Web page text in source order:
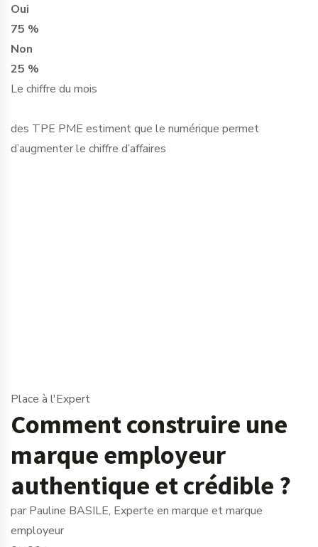
Oui
75 %
Non
25 %
Le chiffre du mois
des TPE PME estiment que le numérique permet
d’augmenter le chiffre d’affaires
Place à l'Expert
Comment construire une
marque employeur
authentique et crédible ?
par Pauline BASILE, Experte en marque et marque
employeur